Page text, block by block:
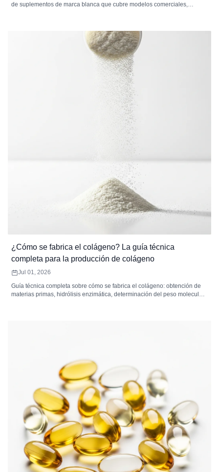
de suplementos de marca blanca que cubre modelos comerciales,
¿Cómo se fabrica el colágeno? La guía técnica
completa para la producción de colágeno
Jul 01, 2026
Guía técnica completa sobre cómo se fabrica el colágeno: obtención de
materias primas, hidrólisis enzimática, determinación del peso molecular,